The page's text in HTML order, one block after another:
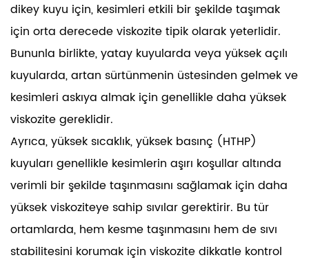
dikey kuyu için, kesimleri etkili bir şekilde taşımak
için orta derecede viskozite tipik olarak yeterlidir.
Bununla birlikte, yatay kuyularda veya yüksek açılı
kuyularda, artan sürtünmenin üstesinden gelmek ve
kesimleri askıya almak için genellikle daha yüksek
viskozite gereklidir.
Ayrıca, yüksek sıcaklık, yüksek basınç (HTHP)
kuyuları genellikle kesimlerin aşırı koşullar altında
verimli bir şekilde taşınmasını sağlamak için daha
yüksek viskoziteye sahip sıvılar gerektirir. Bu tür
ortamlarda, hem kesme taşınmasını hem de sıvı
stabilitesini korumak için viskozite dikkatle kontrol